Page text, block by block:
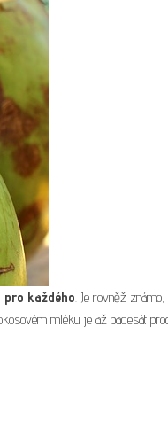
pro každého. Je rovněž
mléku je až padesát